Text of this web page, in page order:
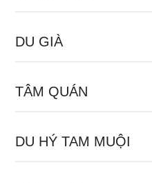
DU GIÀ
TÂM QUÁN
DU HÝ TAM MUỘI